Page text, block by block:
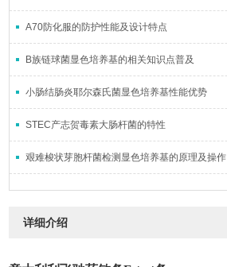
A70防化服的防护性能及设计特点
B族链球菌显色培养基的相关知识点普及
小肠结肠炎耶尔森氏菌显色培养基性能优势
STEC产志贺毒素大肠杆菌的特性
艰难梭状芽胞杆菌检测显色培养基的原理及操作
详细介绍